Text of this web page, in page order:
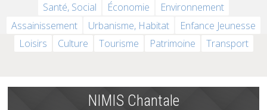
Santé, Social Économie
Environnement
Assainissement
Urbanisme, Habitat
Enfance Jeunesse
Loisirs
Culture Tourisme Patrimoine Transport
NIMIS Chantale